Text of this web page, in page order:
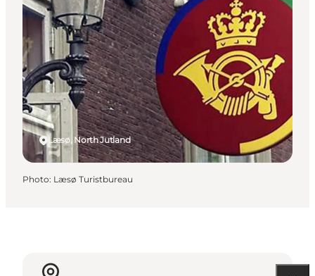
Læsø, North Jutland
Photo: Læsø Turistbureau